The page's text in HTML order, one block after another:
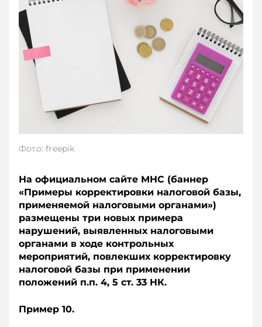
Фото: freepik
На официальном сайте МНС (баннер
«Примеры корректировки налоговой базы,
применяемой налоговыми органами»)
размещены три новых примера
нарушений, выявленных налоговыми
органами в ходе контрольных
мероприятий, повлекших корректировку
налоговой базы при применении
положений п.п. 4, 5 ст. 33 НК.
Пример 10.